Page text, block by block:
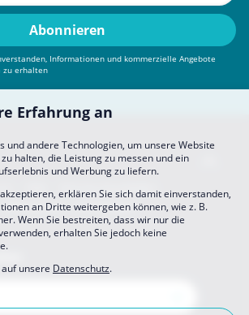
Informationen und kommerzielle Angebote
zu erhalten
FAQ
Sich Uns Anschließen
Datenschutz Einstellungen
Erfahrung an
und andere Technologien, um unsere Website
halten, die Leistung zu messen und ein
und Werbung zu liefern.
erklären Sie sich damit einverstanden,
an Dritte weitergeben können, wie z. B.
Wenn Sie bestreiten, dass wir nur die
erhalten Sie jedoch keine
unsere Datenschutz.